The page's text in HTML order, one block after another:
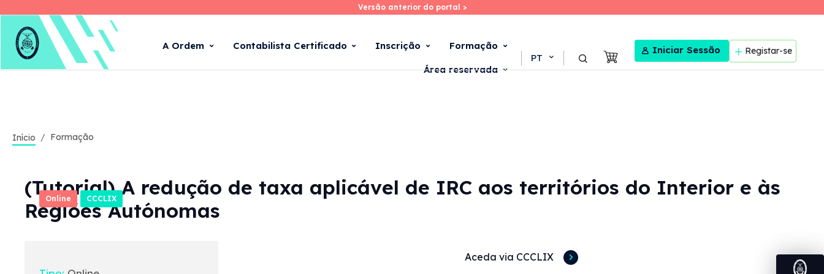
Skip
main
Versão anterior do portal >
Versão anterior do portal >
A Ordem Contabilista Certificado Inscrição Formação
Área reservada
PT User menu Registar-se
Iniciar Sessão
Início Formação
Online CCCLIX
(Tutorial) A redução de taxa aplicável de IRC aos territórios do Interior e às
Regiões Autónomas
Aceda via CCCLIX